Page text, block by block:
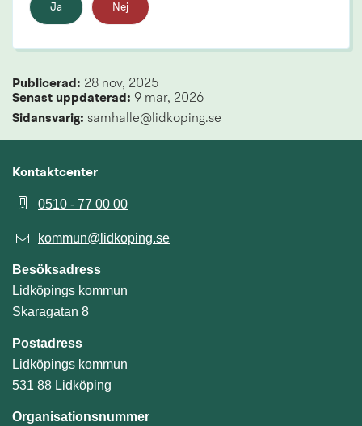
Ja Nej
Publicerad: 28 nov, 2025
Senast uppdaterad: 9 mar, 2026
Sidansvarig: samhalle@lidkoping.se
Kontaktcenter
0510 - 77 00 00
kommun@lidkoping.se
Besöksadress
Lidköpings kommun
Skaragatan 8
Postadress
Lidköpings kommun
531 88 Lidköping
Organisationsnummer